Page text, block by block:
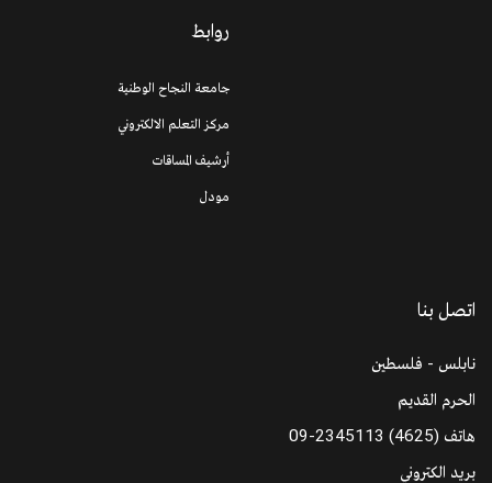
روابط
جامعة النجاح الوطنية
مركز التعلم الالكتروني
أرشيف المساقات
مودل
اتصل بنا
نابلس - فلسطين
الحرم القديم
هاتف 09-2345113 (4625)
بريد الكتروني